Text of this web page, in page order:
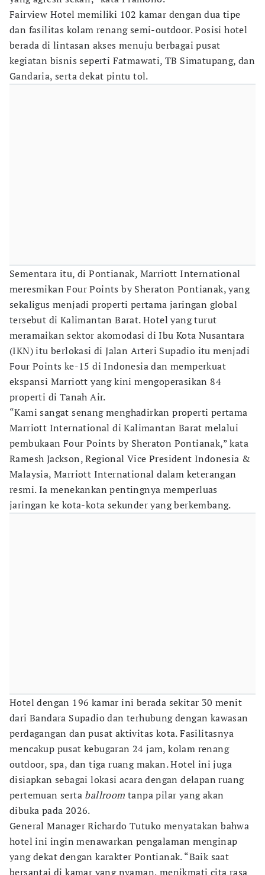
Fairview Hotel memiliki 102 kamar dengan dua tipe
dan fasilitas kolam renang semi-outdoor. Posisi hotel
berada di lintasan akses menuju berbagai pusat
kegiatan bisnis seperti Fatmawati, TB Simatupang, dan
Gandaria, serta dekat pintu tol.
Sementara itu, di Pontianak, Marriott International
meresmikan Four Points by Sheraton Pontianak, yang
sekaligus menjadi properti pertama jaringan global
tersebut di Kalimantan Barat. Hotel yang turut
meramaikan sektor akomodasi di Ibu Kota Nusantara
(IKN) itu berlokasi di Jalan Arteri Supadio itu menjadi
Four Points ke-15 di Indonesia dan memperkuat
ekspansi Marriott yang kini mengoperasikan 84
properti di Tanah Air.
“Kami sangat senang menghadirkan properti pertama
Marriott International di Kalimantan Barat melalui
pembukaan Four Points by Sheraton Pontianak,” kata
Ramesh Jackson, Regional Vice President Indonesia &
Malaysia, Marriott International dalam keterangan
resmi. Ia menekankan pentingnya memperluas
jaringan ke kota-kota sekunder yang berkembang.
Hotel dengan 196 kamar ini berada sekitar 30 menit
dari Bandara Supadio dan terhubung dengan kawasan
perdagangan dan pusat aktivitas kota. Fasilitasnya
mencakup pusat kebugaran 24 jam, kolam renang
outdoor, spa, dan tiga ruang makan. Hotel ini juga
disiapkan sebagai lokasi acara dengan delapan ruang
pertemuan serta ballroom tanpa pilar yang akan
dibuka pada 2026.
General Manager Richardo Tutuko menyatakan bahwa
hotel ini ingin menawarkan pengalaman menginap
yang dekat dengan karakter Pontianak. “Baik saat
bersantai di kamar yang nyaman, menikmati cita rasa